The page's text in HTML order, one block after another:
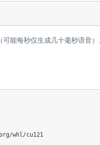
（可能每秒仅生成几十毫秒语音）